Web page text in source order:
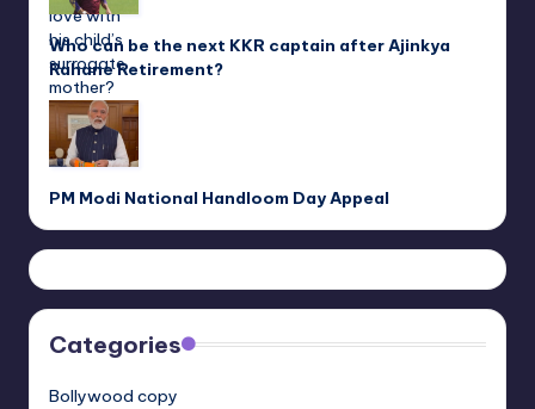
Who can be the next KKR captain after Ajinkya
Rahane Retirement?
PM Modi National Handloom Day Appeal
Categories
Bollywood copy